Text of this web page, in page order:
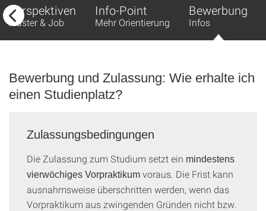
Perspektiven
Master & Job
Info-Point
Mehr Orientierung
Bewerbung
Infos
Bewerbung und Zulassung: Wie erhalte ich
einen Studienplatz?
Zulassungsbedingungen
Die Zulassung zum Studium setzt ein mindestens
vierwöchiges Vorpraktikum voraus. Die Frist kann
ausnahmsweise überschritten werden, wenn das
Vorpraktikum aus zwingenden Gründen nicht bzw.